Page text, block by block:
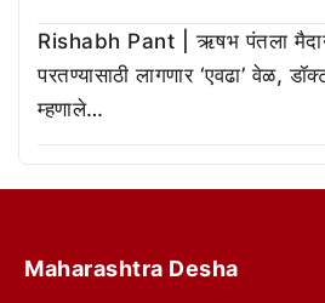
Rishabh Pant | ऋषभ पंतला
परतण्यासाठी लागणार ‘एवढा’ वेळ,
म्हणाले…
Maharashtra Desha